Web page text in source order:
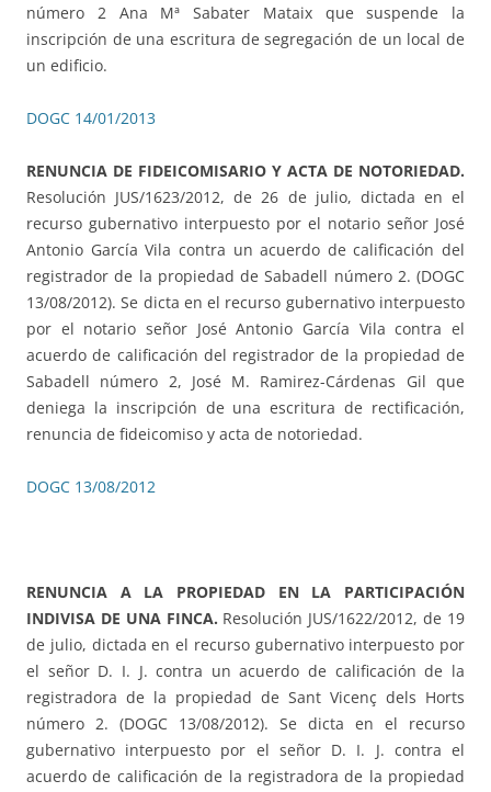
número 2 Ana Mª Sabater Mataix que suspende la
inscripción de una escritura de segregación de un local de
un edificio.
DOGC 14/01/2013
RENUNCIA DE FIDEICOMISARIO Y ACTA DE NOTORIEDAD.
Resolución JUS/1623/2012, de 26 de julio, dictada en el
recurso gubernativo interpuesto por el notario señor José
Antonio García Vila contra un acuerdo de calificación del
registrador de la propiedad de Sabadell número 2. (DOGC
13/08/2012). Se dicta en el recurso gubernativo interpuesto
por el notario señor José Antonio García Vila contra el
acuerdo de calificación del registrador de la propiedad de
Sabadell número 2, José M. Ramirez-Cárdenas Gil que
deniega la inscripción de una escritura de rectificación,
renuncia de fideicomiso y acta de notoriedad.
DOGC 13/08/2012
RENUNCIA A LA PROPIEDAD EN LA PARTICIPACIÓN
INDIVISA DE UNA FINCA. Resolución JUS/1622/2012, de 19
de julio, dictada en el recurso gubernativo interpuesto por
el señor D. I. J. contra un acuerdo de calificación de la
registradora de la propiedad de Sant Vicenç dels Horts
número 2. (DOGC 13/08/2012). Se dicta en el recurso
gubernativo interpuesto por el señor D. I. J. contra el
acuerdo de calificación de la registradora de la propiedad